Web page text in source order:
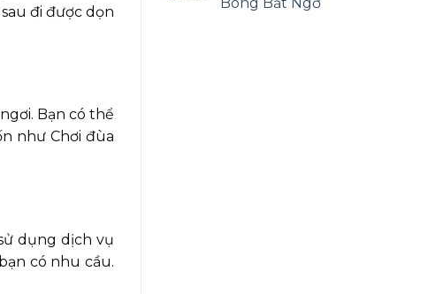
đi được dọn
Bạn có thể
như Chơi đùa
dụng dịch vụ
có nhu cầu.